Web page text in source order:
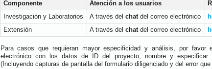
Componente Atención a los usuarios
Investigación y Laboratorios
A través del chatdel correo electrónico
Extensión
A través del chatdel correo electrónico
Para casos que requieran mayor especificidad y análisis, por favor
electrónico con los datos de ID del proyecto, nombre y especificar
(Incluyendo capturas de pantalla del formulario diligenciado y del error que